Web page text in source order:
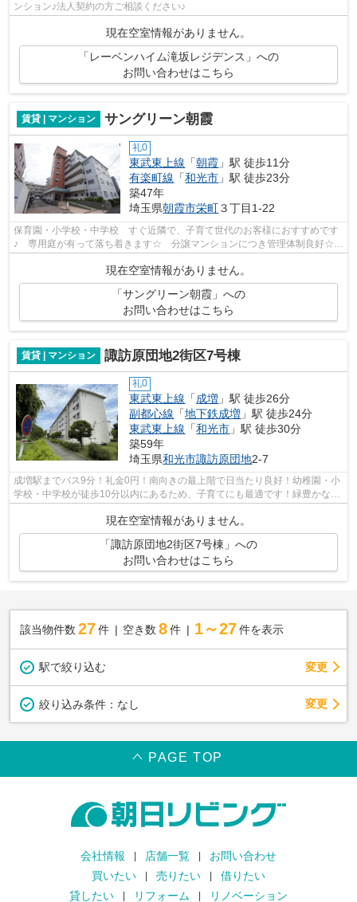
ンション♪法人契約の方ご相談ください♪
現在空室情報がありません。
「レーベンハイム滝坂レジデンス」への
お問い合わせはこちら
賃貸 | マンション サングリーン朝霞
礼0
東武東上線 「朝霞 」駅 徒歩11分
有楽町線 「和光市 」駅 徒歩23分
築47年
埼玉県朝霞市栄町３丁目1-22
保育園・小学校・中学校 すぐ近隣で、子育て世代のお客様におすすめです
♪ 専用庭が有って落ち着きます☆ 分譲マンションにつき管理体制良好☆
モニターホンに交換します☆
現在空室情報がありません。
「サングリーン朝霞」への
お問い合わせはこちら
賃貸 | マンション 諏訪原団地2街区7号棟
礼0
東武東上線 「成増 」駅 徒歩26分
副都心線 「地下鉄成増 」駅 徒歩24分
東武東上線 「和光市 」駅 徒歩30分
築59年
埼玉県和光市諏訪原団地2‐7
成増駅までバス9分！礼金0円！南向きの最上階で日当たり良好！幼稚園・小
学校・中学校が徒歩10分以内にあるため、子育てにも最適です！緑豊かな敷
現在空室情報がありません。
「諏訪原団地2街区7号棟」への
お問い合わせはこちら
該当物件数 27件 空き数 8 件 1～27 件を表示
駅で絞り込む 変更
絞り込み条件： なし 変更
PAGE TOP
会社情報 店舗一覧
お問い合わせ
買いたい
売りたい
借りたい
貸したい
リフォーム リノベーション